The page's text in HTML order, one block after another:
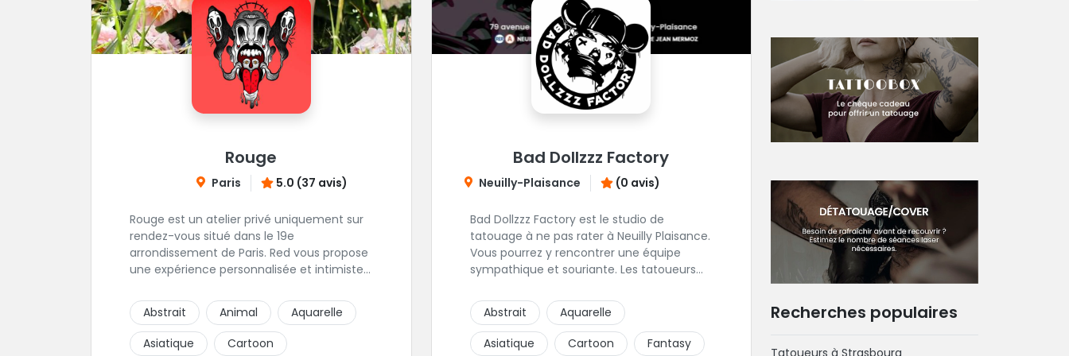
Rouge
Paris 5.0 (37 avis)
Rouge est un atelier privé uniquement sur
rendez-vous situé dans le 19e
arrondissement de Paris. Red vous propose
une expérience personnalisée et intimiste.
?"C'est simple, cela permet de proposer la
même qualité de service à tous les
tatoué(e)s. L'intérêt est de prendre son
temps, faire les bons choix, et toujours se
Abstrait Animal
Aquarelle
Asiatique
Cartoon
Bad Dollzzz Factory
Neuilly-Plaisance (0 avis)
Bad Dollzzz Factory est le studio de
tatouage à ne pas rater à Neuilly Plaisance.
Vous pourrez y rencontrer une équipe
sympathique et souriante. Les tatoueurs
projets : new school, semi-réaliste, manga-
pop culture et traits fins. Foncez !
Abstrait
Aquarelle
Asiatique
Cartoon Fantasy
Recherches populaires